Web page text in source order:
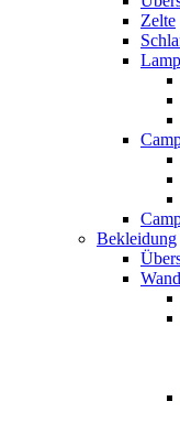
Zelte
Bekleidung